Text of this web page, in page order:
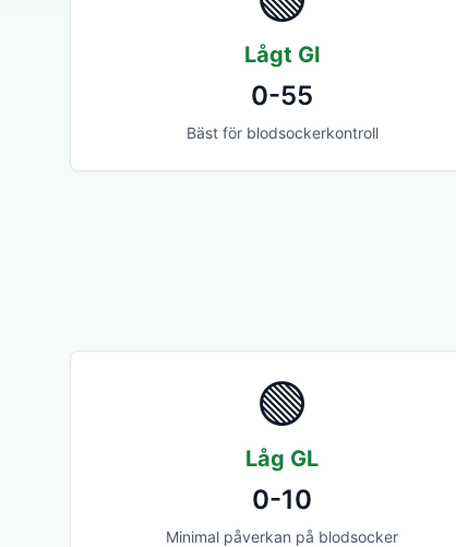
Lågt GI
0-55
Bäst för blodsockerkontroll
🟢
Låg GL
0-10
Minimal påverkan på blodsocker